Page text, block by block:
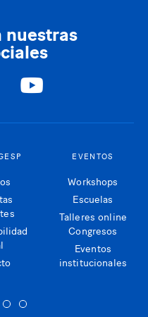
nuestras
EVENTOS
Workshops
Escuelas
Talleres online
Congresos
Eventos
institucionales